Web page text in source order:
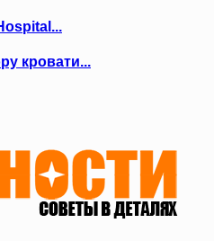
кровати...